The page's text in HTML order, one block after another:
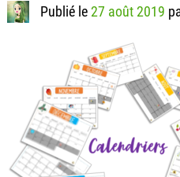
Publié le 27 août 2019